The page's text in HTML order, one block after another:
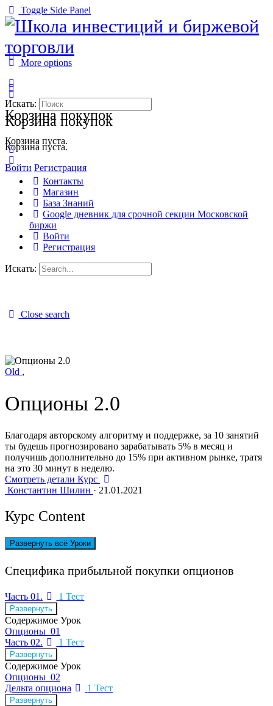
Toggle Side Panel
More options
Корзина покупок
Корзина пуста.
Войти Регистрация
Корзина покупок
Корзина пуста.
Искать:
Контакты
Магазин
База Знаний
Google дневник для срочной секции Московской
биржи
Войти
Регистрация
Искать:
Close search
Old ,
Опционы 2.0
Благодаря авторскому алгоритму и поддержке, за 10 занятий
ты будешь прогнозировано зарабатывать 5% в месяц и
получишь дополнительно до 15% при активном рынке, тратя
на это 30 минут в неделю.
Смотреть детали Курс
Константин Шилин · 21.01.2021
Курс Content
Развернуть всё Уроки
Специфика прибыльной покупки опционов
Часть 01. 1 Тест
Развернуть
Содержимое Урок
Опционы_01
Часть 02.
1 Тест
Развернуть
Содержимое Урок
Опционы_02
Дельта опциона
1 Тест
Развернуть